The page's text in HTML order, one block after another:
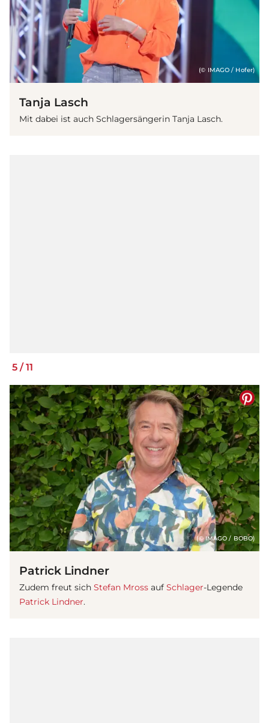
(© IMAGO / Hofer)
Tanja Lasch
Mit dabei ist auch Schlagersängerin Tanja Lasch.
5 /11
(© IMAGO / BOBO)
Patrick Lindner
Zudem freut sich Stefan Mross auf Schlager-Legende
Patrick Lindner.